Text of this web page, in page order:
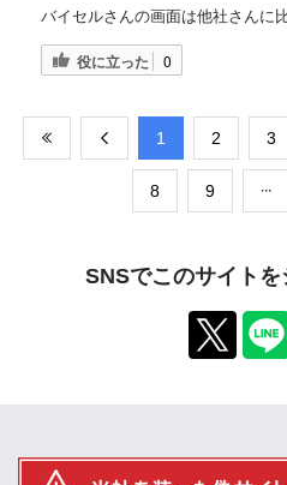
バイセルさんの画面は他社さんに
役に立った 0
​1 ​2 ​3
​8 ​9
SNSでこのサイトを